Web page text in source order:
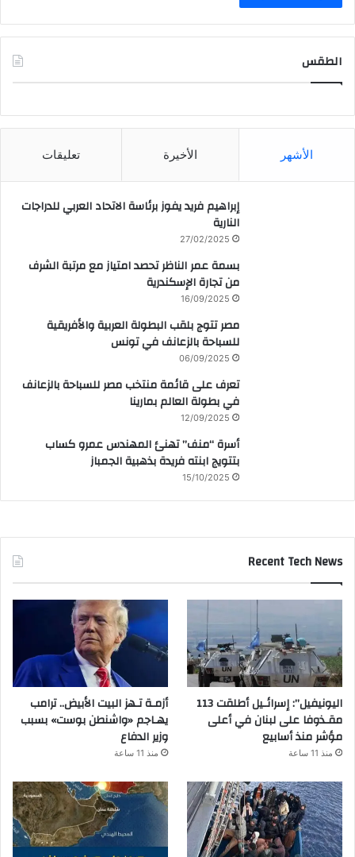
الطقس
الأشهر الأخيرة تعليقات
إبراهيم فريد يفوز برئاسة الاتحاد العربي للدراجات
النارية
27/02/2025
بسمة عمر الناظر تحصد امتياز مع مرتبة الشرف
من تجارة الإسكندرية
16/09/2025
مصر تتوج بلقب البطولة العربية والأفريقية
للسباحة بالزعانف في تونس
06/09/2025
تعرف على قائمة منتخب مصر للسباحة بالزعانف
في بطولة العالم بمارينا
12/09/2025
أسرة “منف” تهنئ المهندس عمرو كساب
بتتويج ابنته فريدة بذهبية الجمباز
15/10/2025
Recent Tech News
اليونيفيل”: إسرائـيل أطلقت 113
مقـذوفا على لبنان في أعلى
مؤشر منذ أسابيع
منذ 11 ساعة
أزمـة تـهز البيت الأبيض.. ترامب
يهـاجم «واشنطن بوست» بسبب
وزير الدفاع
منذ 11 ساعة